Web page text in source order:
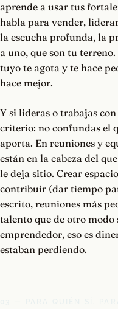
aprende a usar tus
habla para vender,
la escucha profunda, la
a uno, que son tu
tuyo te agota y te hace
hace mejor.
Y si lideras o trabajas
criterio: no confundas el
aporta. En reuniones y
están en la cabeza del
le deja sitio. Crear
contribuir (dar tiempo
escrito, reuniones más
talento que de otro modo
emprendedor, eso es
estaban perdiendo.